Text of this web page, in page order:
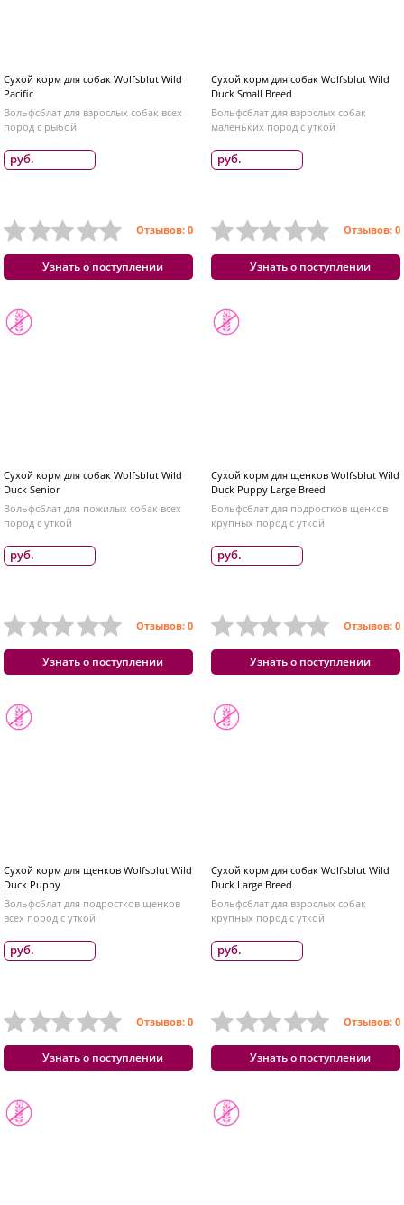
Сухой корм для собак Wolfsblut Wild
Pacific
Вольфсблат для взрослых собак всех
пород с рыбой
руб.
Отзывов: 0
Узнать о поступлении
Сухой корм для собак Wolfsblut Wild
Duck Small Breed
Вольфсблат для взрослых собак
маленьких пород с уткой
руб.
Отзывов: 0
Узнать о поступлении
Сухой корм для собак Wolfsblut Wild
Duck Senior
Вольфсблат для пожилых собак всех
пород с уткой
руб.
Отзывов: 0
Узнать о поступлении
Сухой корм для щенков Wolfsblut Wild
Duck Puppy Large Breed
Вольфсблат для подростков щенков
крупных пород с уткой
руб.
Отзывов: 0
Узнать о поступлении
Сухой корм для щенков Wolfsblut Wild
Duck Puppy
Вольфсблат для подростков щенков
всех пород с уткой
руб.
Отзывов: 0
Узнать о поступлении
Сухой корм для собак Wolfsblut Wild
Duck Large Breed
Вольфсблат для взрослых собак
крупных пород с уткой
руб.
Отзывов: 0
Узнать о поступлении